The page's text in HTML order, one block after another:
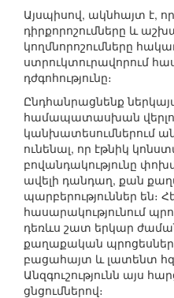
Այսպիսով, ակնհայտ է,
դիրքորոշումները և
կողմնորոշումները
ստրուկտուրավորում
դժգոհությունը։
Ընդհանրացնենք
համապատասխան
կանխատեսումներում
ունենալ, որ էթնիկ
բովանդակությունը
ավելի դանդաղ, քան
պարբերություններ
հասարակությունում
դեռևս շատ երկար
քաղաքական
բացահայտ և լատենտ
Անզգուշությունն այս
ցնցումներով։